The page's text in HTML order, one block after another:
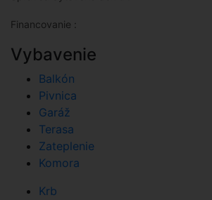
Financovanie :
Vybavenie
Balkón
Pivnica
Garáž
Terasa
Zateplenie
Komora
Krb